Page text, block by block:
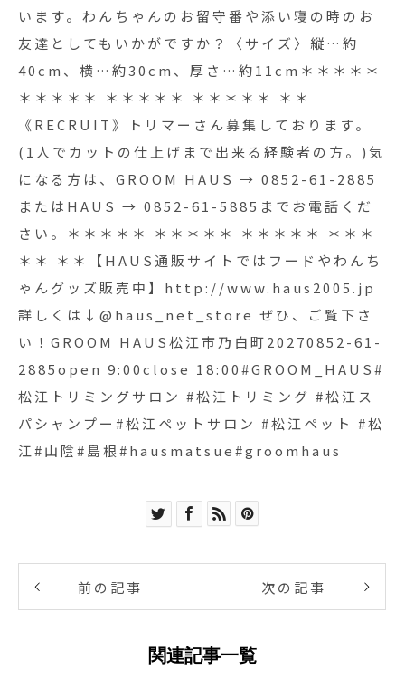
ズ販売中】http://www.haus2005.jp詳しくは
↓@haus_net_store ぜひ、ご覧下さい！GROOM
HAUS松江市乃白町20270852-61-2885open
9:00close 18:00#GROOM_HAUS#松江トリミン
グサロン #松江トリミング #松江スパシャンプー#
松江ペットサロン #松江ペット #松江#山陰#島根
#hausmatsue#groomhaus
います。わんちゃんのお留守番や添い寝の時のお
友達としてもいかがですか？〈サイズ〉縦…約
40cm、横…約30cm、厚さ…約11cm＊＊＊＊＊
＊＊＊＊＊ ＊＊＊＊＊ ＊＊＊＊＊ ＊＊
《RECRUIT》トリマーさん募集しております。
(1人でカットの仕上げまで出来る経験者の方。)気
になる方は、GROOM HAUS → 0852-61-2885
またはHAUS → 0852-61-5885までお電話くだ
さい。＊＊＊＊＊ ＊＊＊＊＊ ＊＊＊＊＊ ＊＊＊
＊＊ ＊＊【HAUS通販サイトではフードやわんち
ゃんグッズ販売中】http://www.haus2005.jp
詳しくは↓@haus_net_store ぜひ、ご覧下さ
い！GROOM HAUS松江市乃白町20270852-61-
2885open 9:00close 18:00#GROOM_HAUS#
松江トリミングサロン #松江トリミング #松江ス
パシャンプー#松江ペットサロン #松江ペット #松
江#山陰#島根#hausmatsue#groomhaus
前の記事 次の記事
関連記事一覧